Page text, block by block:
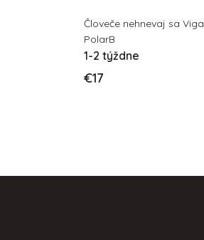
Človeče nehnevaj sa Viga
PolarB
1-2 týždne
€17